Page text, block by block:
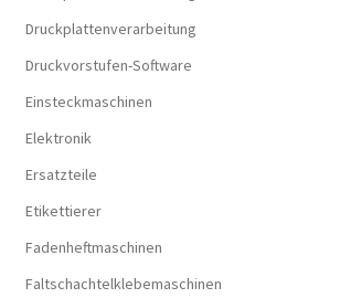
Druckplattenverarbeitung
Druckvorstufen-Software
Einsteckmaschinen
Elektronik
Ersatzteile
Etikettierer
Fadenheftmaschinen
Faltschachtelklebemaschinen